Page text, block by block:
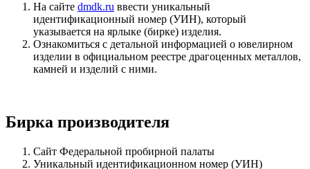
На сайте dmdk.ru ввести уникальный
идентификационный номер (УИН), который
указывается на ярлыке (бирке) изделия.
Ознакомиться с детальной информацией о ювелирном
изделии в официальном реестре драгоценных металлов,
камней и изделий с ними.
Бирка производителя
Сайт Федеральной пробирной палаты
Уникальный идентификационном номер (УИН)